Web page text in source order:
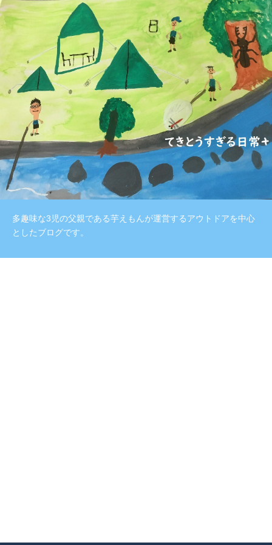
多趣味な3児の父親である芋えもんが運営するアウトドアを中心
としたブログです。